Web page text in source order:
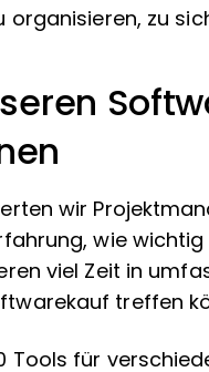
organisieren, zu
wir
wie
viel Zeit in
treffen
Tools für